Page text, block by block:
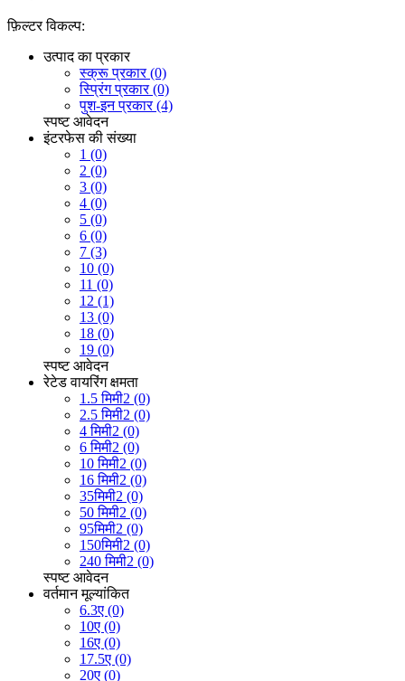
फ़िल्टर विकल्प:
उत्पाद का प्रकार
स्क्रू प्रकार (0)
स्प्रिंग प्रकार (0)
पुश-इन प्रकार (4)
स्पष्ट आवेदन
इंटरफेस की संख्या
1 (0)
2 (0)
3 (0)
4 (0)
5 (0)
6 (0)
7 (3)
10 (0)
11 (0)
12 (1)
13 (0)
18 (0)
19 (0)
स्पष्ट आवेदन
रेटेड वायरिंग क्षमता
1.5 मिमी2 (0)
2.5 मिमी2 (0)
4 मिमी2 (0)
6 मिमी2 (0)
10 मिमी2 (0)
16 मिमी2 (0)
35मिमी2 (0)
50 मिमी2 (0)
95मिमी2 (0)
150मिमी2 (0)
240 मिमी2 (0)
स्पष्ट आवेदन
वर्तमान मूल्यांकित
6.3ए (0)
10ए (0)
16ए (0)
17.5ए (0)
20ए (0)